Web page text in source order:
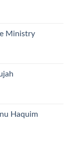
Ministry
Haquim